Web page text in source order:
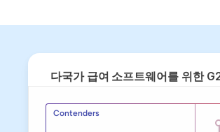
다국가 급여 소프트웨어를 위한